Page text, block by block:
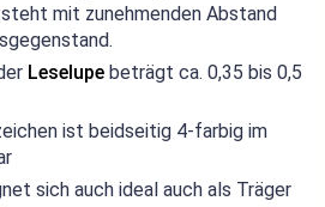
mit zunehmenden Abstand
Leselupe beträgt ca. 0,35 bis 0,5
ist beidseitig 4-farbig im
sich auch ideal auch als Träger